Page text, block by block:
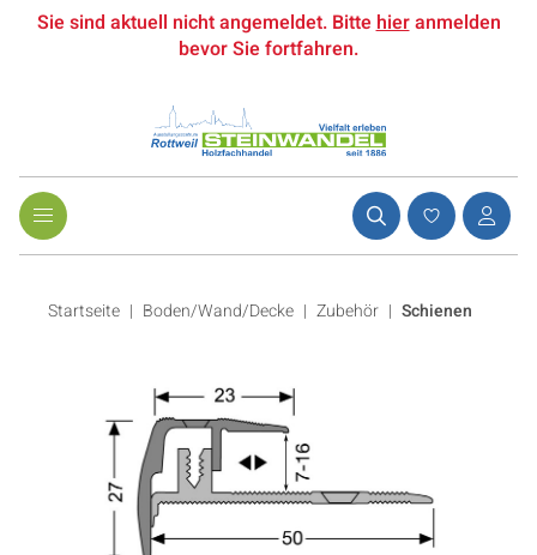
Sie sind aktuell nicht angemeldet. Bittehieranmelden
bevor Sie fortfahren.
Startseite Boden/Wand/Decke | Zubehör | Schienen